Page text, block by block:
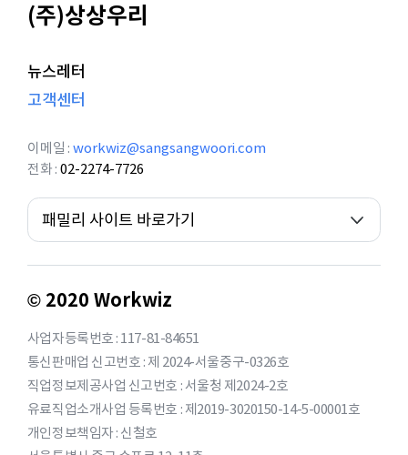
(주)상상우리
뉴스레터
고객센터
이메일 workwiz@sangsangwoori.com
전화 02-2274-7726
패밀리 사이트 바로가기
© 2020 Workwiz
사업자등록번호 : 117-81-84651
통신판매업 신고번호 : 제 2024-서울중구-0326호
직업정보제공사업 신고번호 : 서울청 제2024-2호
유료직업소개사업 등록번호 : 제2019-3020150-14-5-00001호
개인정보책임자 : 신철호